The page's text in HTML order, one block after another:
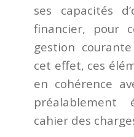
ses capacités
financier, pour
gestion
cet effet, ces
en cohérence
préalablement
cahier des